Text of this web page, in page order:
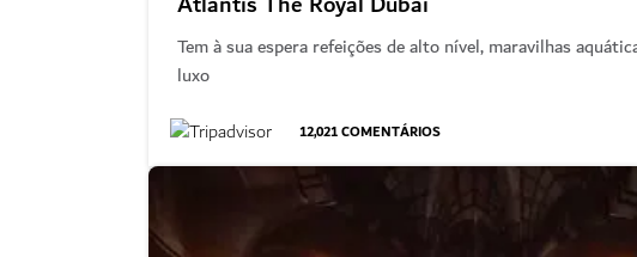
Tem à sua espera refeições de alto nível, maravilhas
luxo
12,021COMENTÁRIOS